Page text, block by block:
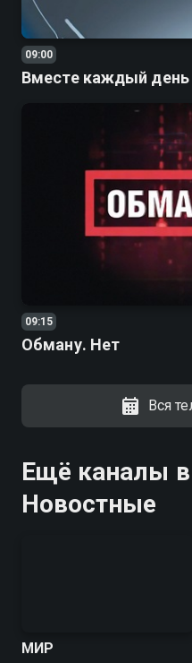
09:00
Вместе каждый день
09:15
Обману. Нет
Вся
Ещё каналы
Новостные
МИР